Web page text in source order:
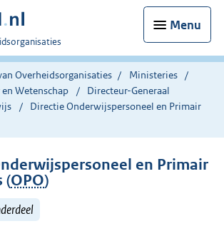
Menu
Overheidsorganisaties
Ministeries
Wetenschap
Directeur-Generaal
Directie Onderwijspersoneel en Primair
en Primair
(OPO)